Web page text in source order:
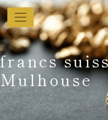
Panneau de gestion des
francs
Mulhouse